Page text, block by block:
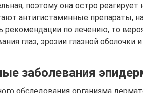
поэтому она остро реагирует
антигистаминные препараты,
рекомендации по лечению, то
глаз, эрозии глазной оболочки и
заболевания